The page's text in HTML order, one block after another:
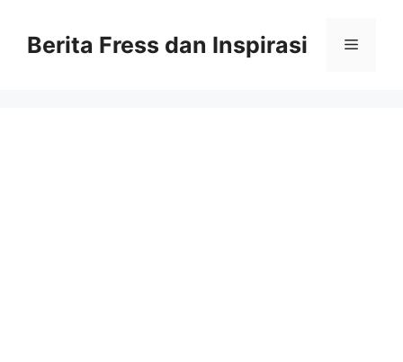
contentBerita Fress dan Inspirasi Menu